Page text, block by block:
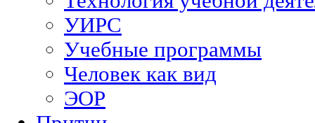
УИРС
Учебные программы
Человек как вид
ЭОР